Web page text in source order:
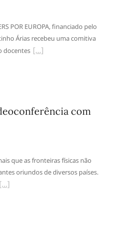
POR EUROPA, financiado pelo
Árias recebeu uma comitiva
docentes
com
que as fronteiras físicas não
oriundos de diversos países.